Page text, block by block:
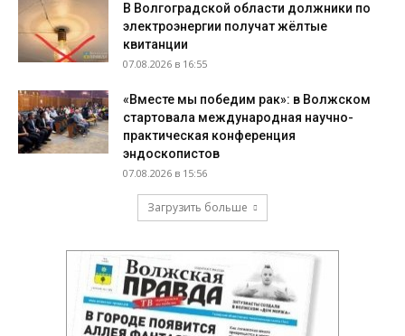
В Волгоградской области должники по
электроэнергии получат жёлтые
квитанции
07.08.2026 в 16:55
«Вместе мы победим рак»: в Волжском
стартовала международная научно-
практическая конференция
эндоскопистов
07.08.2026 в 15:56
Загрузить больше